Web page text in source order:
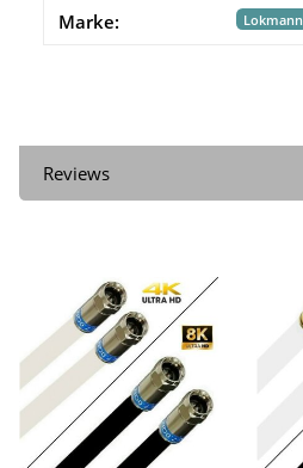
Marke: Lokmann
Reviews